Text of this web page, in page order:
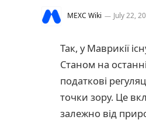
MEXC Wiki July 22,
Так, у Маврикії
Станом на
податкові
точки зору. Це
залежно від